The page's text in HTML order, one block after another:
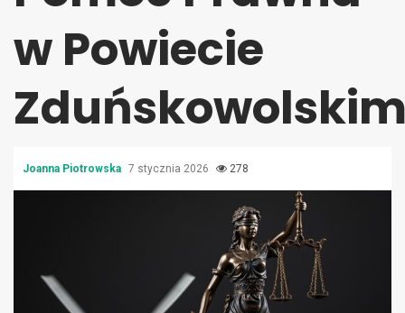
w Powiecie
Joanna Piotrowska 7 stycznia 2026 278